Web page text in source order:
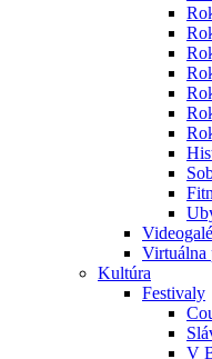
Virtuálna
Kultúra
Festivaly
V